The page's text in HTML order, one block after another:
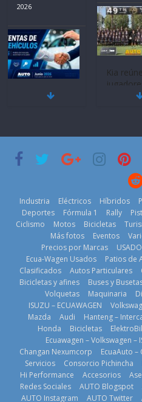
2026
Mercado
historia
11 de julio de
BMW, Toyota,
Bosch y
prueban flota
que usa
gasolina 100%
renovable
25 de julio de
2026
Kia
fútbol
2026
La Vuelta
Ecuador
edición
recorre 7
días
1 de
2026
Industria Eléctricos Híbridos
Deportes
Fórmula 1 Rally
Ciclismo
Motos Bicicletas
Más fotos
Eventos
Precios por Marcas
Ecua-Wagen Usados
Patios de
Clasificados
Autos Particulares
Bicicletas y afines
Buses y
Volquetas
Maquinaria
ISUZU – ECUAWAGEN
Mazda
Audi Hanteng –
Honda
Bicicletas
Ecuawagen – Volkswagen –
Changan Nexumcorp
EcuaAuto
Servicios
Consorcio Pichincha
Hi Performance
Accesorios
Redes Sociales
AUTO Blogspot
AUTO Instagram
AUTO Twitter